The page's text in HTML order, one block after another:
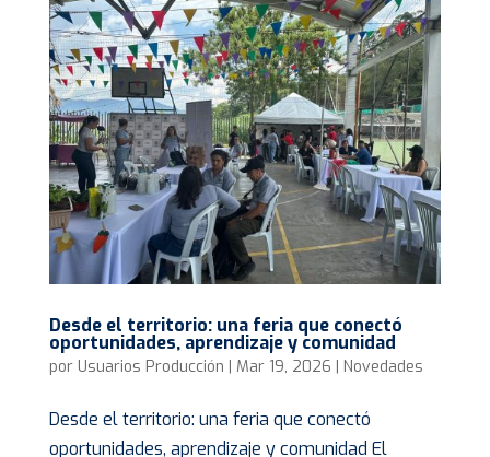
Desde el territorio: una feria que conectó
oportunidades, aprendizaje y comunidad
por Usuarios Producción Mar 19, 2026 Novedades
Desde el territorio: una feria que conectó
oportunidades, aprendizaje y comunidad El